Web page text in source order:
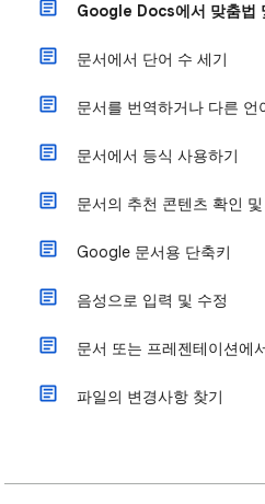
Google Docs에서 맞춤법
문서에서 단어 수 세기
문서를 번역하거나 다른 언
문서에서 등식 사용하기
문서의 추천 콘텐츠 확인
Google 문서용 단축키
음성으로 입력 및 수정
문서 또는 프레젠테이션에
파일의 변경사항 찾기